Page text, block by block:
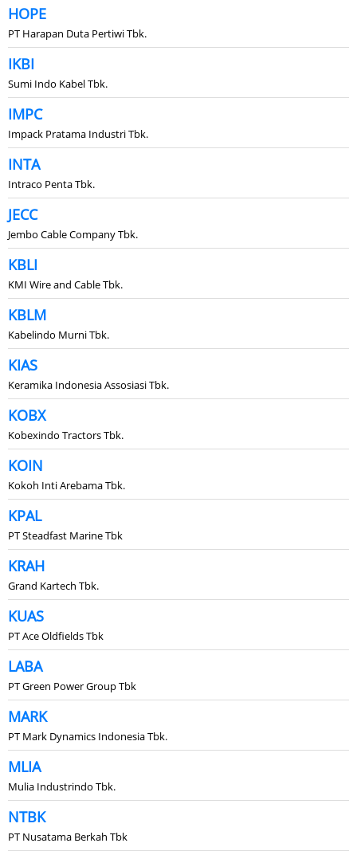
HOPE
PT Harapan Duta Pertiwi Tbk.
IKBI
Sumi Indo Kabel Tbk.
IMPC
Impack Pratama Industri Tbk.
INTA
Intraco Penta Tbk.
JECC
Jembo Cable Company Tbk.
KBLI
KMI Wire and Cable Tbk.
KBLM
Kabelindo Murni Tbk.
KIAS
Keramika Indonesia Assosiasi Tbk.
KOBX
Kobexindo Tractors Tbk.
KOIN
Kokoh Inti Arebama Tbk.
KPAL
PT Steadfast Marine Tbk
KRAH
Grand Kartech Tbk.
KUAS
PT Ace Oldfields Tbk
LABA
PT Green Power Group Tbk
MARK
PT Mark Dynamics Indonesia Tbk.
MLIA
Mulia Industrindo Tbk.
NTBK
PT Nusatama Berkah Tbk